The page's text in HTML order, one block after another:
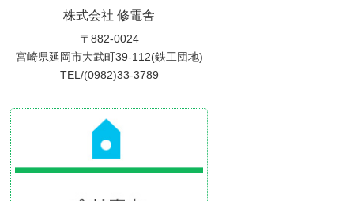
株式会社 修電舎
〒882-0024
宮崎県延岡市大武町39-112(鉄工団地)
TEL/(0982)33-3789